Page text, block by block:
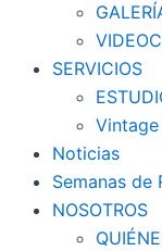
SERVICIOS
Noticias
Semanas de
NOSOTROS